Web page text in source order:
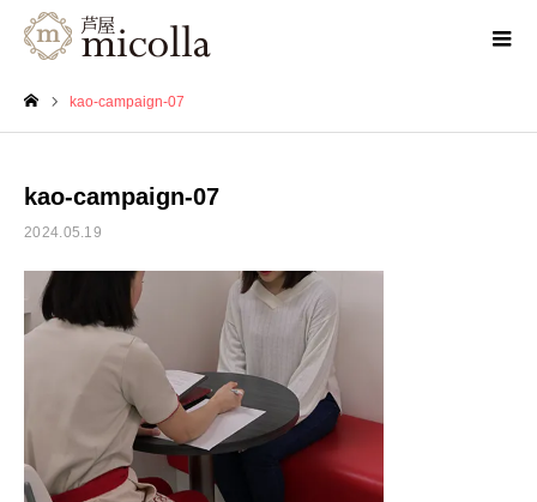
kao-campaign-07
kao-campaign-07
2024.05.19